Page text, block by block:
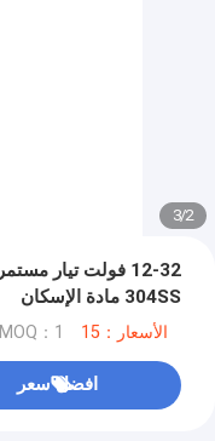
2
/
3
304SS مادة الإسكان
الأسعار：15 MOQ：1
افضل سعر